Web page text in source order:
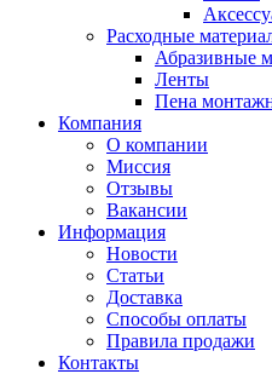
Расходные
Абразивные
Ленты
Пена
Компания
О компании
Миссия
Отзывы
Вакансии
Информация
Новости
Статьи
Доставка
Способы оплаты
Правила продажи
Контакты